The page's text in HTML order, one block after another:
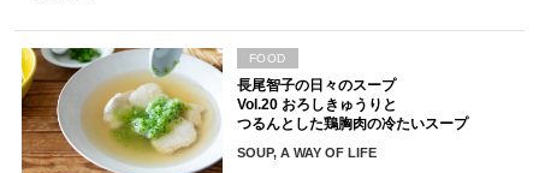
長尾智子の日々のスープ
Vol.20 おろしきゅうりと
つるんとした鶏胸肉の冷たいスープ
SOUP, A WAY OF LIFE
FOOD